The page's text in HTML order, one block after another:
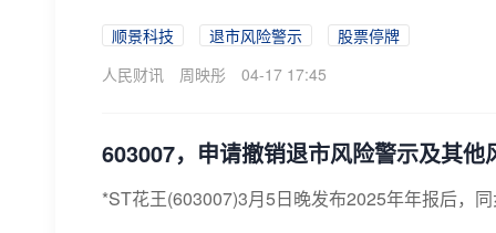
顺景科技 退市风险警示
股票停牌
人民财讯
周映彤 04-17 17:45
603007，申请撤销退市风险警示及其他
*ST花王(603007)3月5日晚发布2025年年报后，